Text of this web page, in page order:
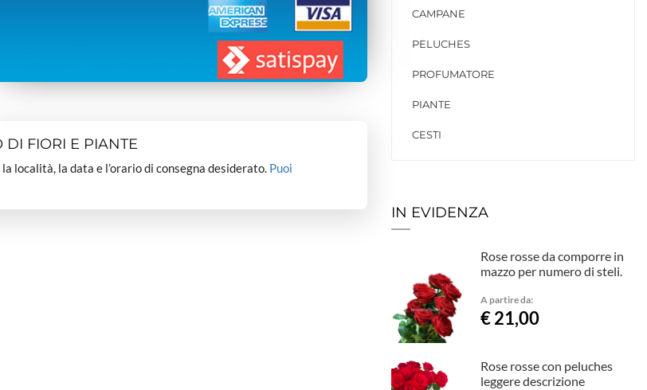
FIORI E PIANTE
località, la data e l’orario di consegna desiderato. Puoi
CAMPANE
PELUCHES
PROFUMATORE
PIANTE
CESTI
IN EVIDENZA
Rose rosse da comporre in
mazzo per numero di steli.
A partire da:
€ 21,00
Rose rosse con peluches
leggere descrizione